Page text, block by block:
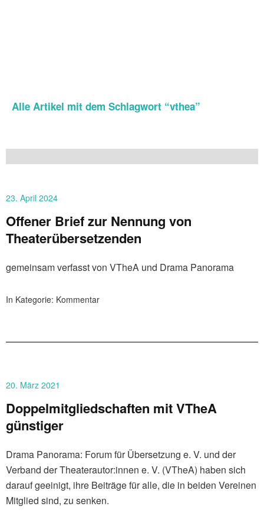
Alle Artikel mit dem Schlagwort “vthea”
23. April 2024
Offener Brief zur Nennung von
Theaterübersetzenden
gemeinsam verfasst von VTheA und Drama Panorama
In Kategorie: Kommentar
20. März 2021
Doppelmitgliedschaften mit VTheA
günstiger
Drama Panorama: Forum für Übersetzung e. V. und der
Verband der Theaterautor:innen e. V. (VTheA) haben sich
darauf geeinigt, ihre Beiträge für alle, die in beiden Vereinen
Mitglied sind, zu senken.